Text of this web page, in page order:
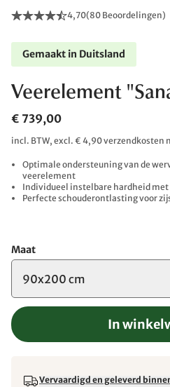
4,70(80 Beoordelingen)
Gemaakt in Duitsland
Veerelement
€ 739,00
incl. BTW, excl. € 4,90 verzendkosten
Optimale ondersteuning van de
veerelement
Individueel instelbare hardheid
Perfecte schouderontlasting voor
Maat
90x200 cm
In
Vervaardigd en geleverd